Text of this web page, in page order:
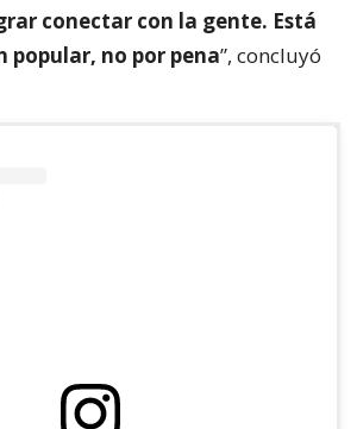
conectar con la gente. Está
popular, no por pena”, concluyó